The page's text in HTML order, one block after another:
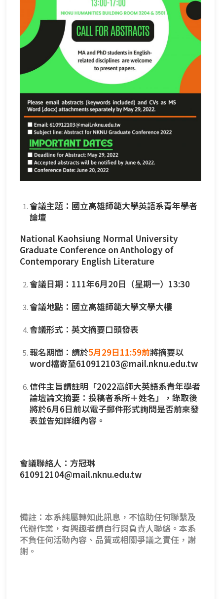
會議主題：國立高雄師範大學英語系青年學者
論壇
National Kaohsiung Normal University
Graduate Conference on Anthology of
Contemporary English Literature
會議日期：111年6月20日（星期一）13:30
會議地點：國立高雄師範大學文學大樓
會議形式：英文摘要口頭發表
報名期間：請於5月29日11:59前將摘要以
word檔寄至610912103@mail.nknu.edu.tw
信件主旨請註明「2022高師大英語系青年學者
論壇論文摘要：投稿者系所＋姓名」，錄取後
將於6月6日前以電子郵件形式詢問是否前來發
表並告知詳細內容。
會議聯絡人：方冠琳
610912104@mail.nknu.edu.tw
備註：本系純屬轉知此訊息，不協助任何聯繫及
代辦作業，有興趣者請自行與負責人聯絡。本系
不負任何活動內容、品質或相關爭議之責任，謝
謝。